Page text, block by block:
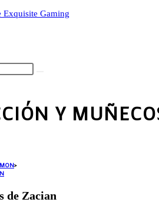
Exquisite Gaming
Y
>
de Zacian